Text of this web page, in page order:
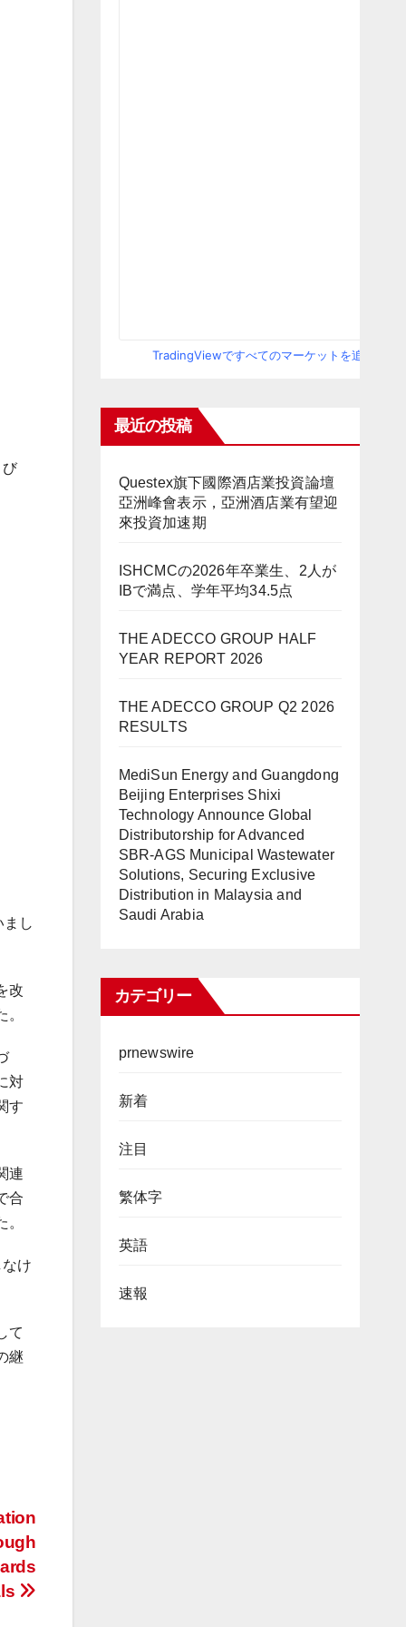
び
し
改
対
す
連
合
け
て
継
TradingViewですべてのマーケットを追跡
最近の投稿
Questex旗下國際酒店業投資論壇
亞洲峰會表示，亞洲酒店業有望迎
來投資加速期
ISHCMCの2026年卒業生、2人が
IBで満点、学年平均34.5点
THE ADECCO GROUP HALF
YEAR REPORT 2026
THE ADECCO GROUP Q2 2026
RESULTS
MediSun Energy and Guangdong
Beijing Enterprises Shixi
Technology Announce Global
Distributorship for Advanced
SBR-AGS Municipal Wastewater
Solutions, Securing Exclusive
Distribution in Malaysia and
Saudi Arabia
カテゴリー
prnewswire
新着
注目
繁体字
英語
速報